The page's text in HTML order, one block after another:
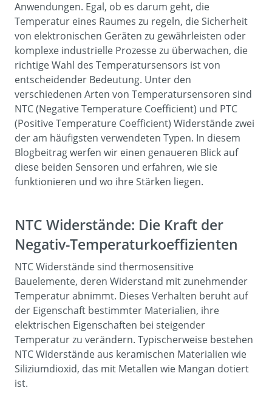
Anwendungen. Egal, ob es darum geht, die
Temperatur eines Raumes zu regeln, die Sicherheit
von elektronischen Geräten zu gewährleisten oder
komplexe industrielle Prozesse zu überwachen, die
richtige Wahl des Temperatursensors ist von
entscheidender Bedeutung. Unter den
verschiedenen Arten von Temperatursensoren sind
NTC (Negative Temperature Coefficient) und PTC
(Positive Temperature Coefficient) Widerstände zwei
der am häufigsten verwendeten Typen. In diesem
Blogbeitrag werfen wir einen genaueren Blick auf
diese beiden Sensoren und erfahren, wie sie
funktionieren und wo ihre Stärken liegen.
NTC Widerstände: Die Kraft der
Negativ-Temperaturkoeffizienten
NTC Widerstände sind thermosensitive
Bauelemente, deren Widerstand mit zunehmender
Temperatur abnimmt. Dieses Verhalten beruht auf
der Eigenschaft bestimmter Materialien, ihre
elektrischen Eigenschaften bei steigender
Temperatur zu verändern. Typischerweise bestehen
NTC Widerstände aus keramischen Materialien wie
Siliziumdioxid, das mit Metallen wie Mangan dotiert
ist.